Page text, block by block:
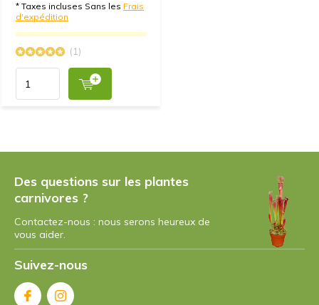
* Taxes incluses Sans les Frais
d'expédition
(1)
Des questions sur les plantes
carnivores ?
Contactez-nous : nous serons heureux de
vous aider.
Suivez-nous